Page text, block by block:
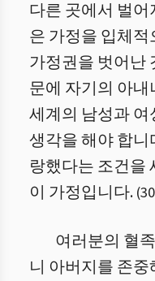
다른 곳에서 벌
은 가정을 입체
가정권을 벗어난
문에 자기의 아
세계의 남성과
생각을 해야 합
랑했다는 조건을
이 가정입니다. (30
여러분의 혈
니 아버지를 존